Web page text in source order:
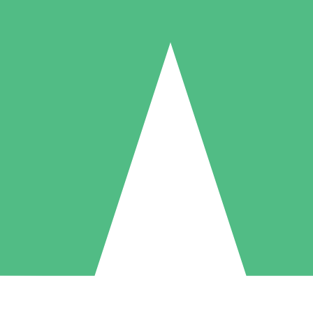
Individuella Kreditpaket
per användning med nedladdningskrediter. Inget månatligt åtagande
5 Nedladdningar
US$